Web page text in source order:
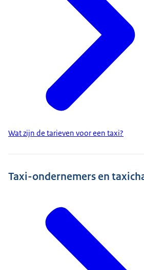
Wat zijn de tarieven voor een taxi?
Taxi-ondernemers en